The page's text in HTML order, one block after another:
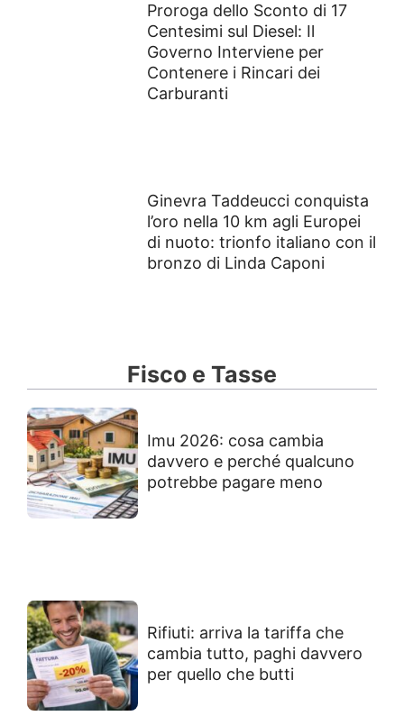
Proroga dello Sconto di 17
Centesimi sul Diesel: Il
Governo Interviene per
Contenere i Rincari dei
Carburanti
Ginevra Taddeucci conquista
l’oro nella 10 km agli Europei
di nuoto: trionfo italiano con il
bronzo di Linda Caponi
Fisco e Tasse
Imu 2026: cosa cambia
davvero e perché qualcuno
potrebbe pagare meno
Rifiuti: arriva la tariffa che
cambia tutto, paghi davvero
per quello che butti